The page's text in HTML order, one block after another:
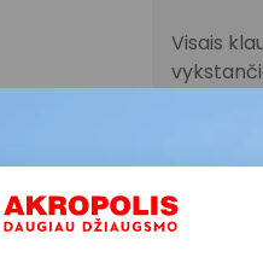
Visais